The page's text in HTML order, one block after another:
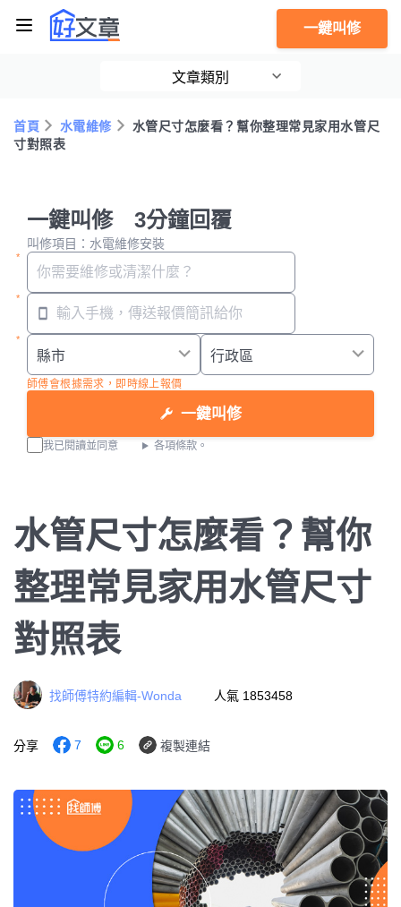
一鍵叫修
文章類別
首頁 水電維修
水管尺寸怎麼看？幫你整理常見家用水管尺
寸對照表
一鍵叫修 3分鐘回覆
叫修項目：水電維修安裝
師傅會根據需求，即時線上報價
一鍵叫修
我已閱讀並同意 各項條款。
水管尺寸怎麼看？幫你
整理常見家用水管尺寸
對照表
找師傅特約編輯-Wonda 人氣 1853458
分享 7 6 複製連結